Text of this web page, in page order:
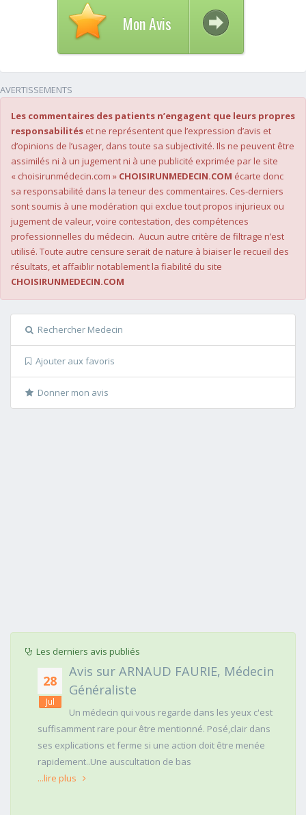
Mon Avis
AVERTISSEMENTS
Les commentaires des patients n’engagent que leurs propres
responsabilités et ne représentent que l’expression d’avis et
d’opinions de l’usager, dans toute sa subjectivité. Ils ne peuvent être
assimilés ni à un jugement ni à une publicité exprimée par le site
« choisirunmédecin.com » CHOISIRUNMEDECIN.COM écarte donc
sa responsabilité dans la teneur des commentaires. Ces-derniers
sont soumis à une modération qui exclue tout propos injurieux ou
jugement de valeur, voire contestation, des compétences
professionnelles du médecin. Aucun autre critère de filtrage n’est
utilisé. Toute autre censure serait de nature à biaiser le recueil des
résultats, et affaiblir notablement la fiabilité du site
CHOISIRUNMEDECIN.COM
Rechercher Medecin
Ajouter aux favoris
Donner mon avis
Les derniers avis publiés
28
Jul
Avis sur ARNAUD FAURIE, Médecin
Généraliste
Un médecin qui vous regarde dans les yeux c'est
suffisamment rare pour être mentionné. Posé,clair dans
ses explications et ferme si une action doit être menée
rapidement..Une auscultation de bas
...lire plus